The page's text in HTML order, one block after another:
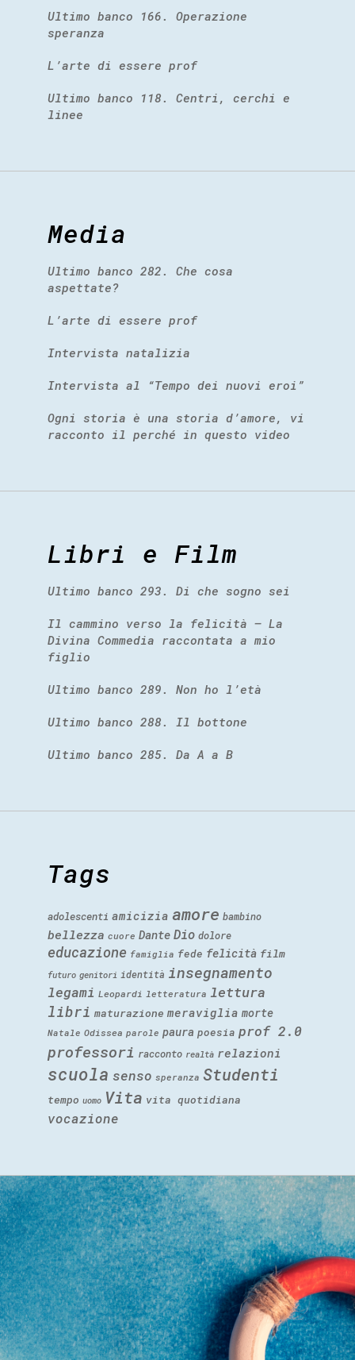
Ultimo banco 166. Operazione
speranza
L’arte di essere prof
Ultimo banco 118. Centri, cerchi e
linee
Media
Ultimo banco 282. Che cosa
aspettate?
L’arte di essere prof
Intervista natalizia
Intervista al “Tempo dei nuovi eroi”
Ogni storia è una storia d’amore, vi
racconto il perché in questo video
Libri e Film
Ultimo banco 293. Di che sogno sei
Il cammino verso la felicità – La
Divina Commedia raccontata a mio
figlio
Ultimo banco 289. Non ho l’età
Ultimo banco 288. Il bottone
Ultimo banco 285. Da A a B
Tags
adolescenti amicizia amore bambino
bellezza cuore Dante Dio dolore
educazione famiglia fede felicità film
futuro genitori identità insegnamento
legami Leopardi letteratura lettura
libri maturazione meraviglia morte
Natale Odissea parole paura poesia prof 2.0
professori racconto realtà relazioni
scuola senso speranza Studenti
tempo uomo Vita vita quotidiana
vocazione